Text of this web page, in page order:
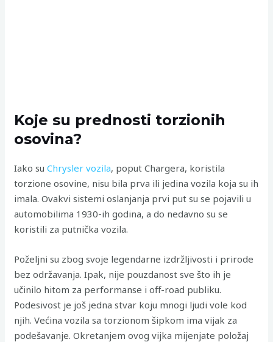
Koje su prednosti torzionih
osovina?
Iako suChrysler vozila, poput Chargera, koristila
torzione osovine, nisu bila prva ili jedina vozila koja su ih
imala. Ovakvi sistemi oslanjanja prvi put su se pojavili u
automobilima 1930-ih godina, a do nedavno su se
koristili za putnička vozila.
Poželjni su zbog svoje legendarne izdržljivosti i prirode
bez održavanja. Ipak, nije pouzdanost sve što ih je
učinilo hitom za performanse i off-road publiku.
Podesivost je još jedna stvar koju mnogi ljudi vole kod
njih. Većina vozila sa torzionom šipkom ima vijak za
podešavanje. Okretanjem ovog vijka mijenjate položaj